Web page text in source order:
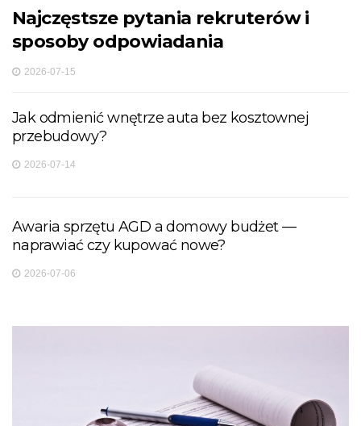
Najczęstsze pytania rekruterów i
sposoby odpowiadania
2026-07-15
Jak odmienić wnętrze auta bez kosztownej
przebudowy?
2026-07-14
Awaria sprzętu AGD a domowy budżet —
naprawiać czy kupować nowe?
2026-07-06